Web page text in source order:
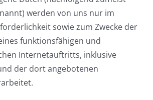
werden von uns nur im
sowie zum Zwecke der
funktionsfähigen und
Internetauftritts, inklusive
der dort angebotenen